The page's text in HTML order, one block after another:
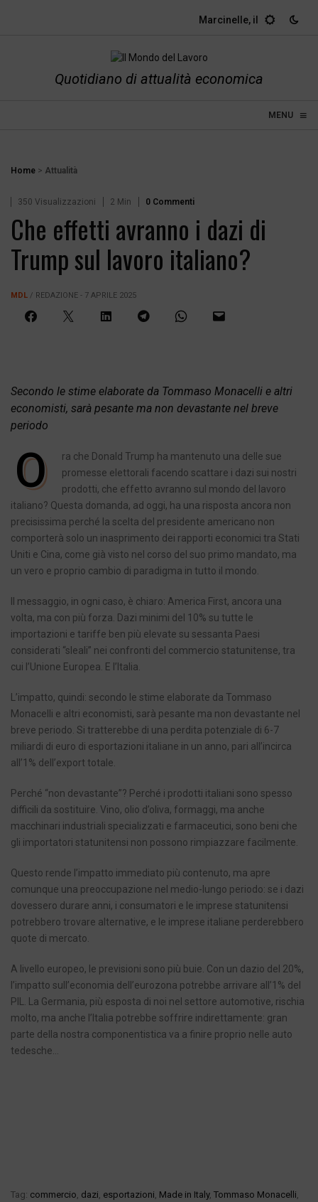
Marcinelle, il dovere
Quotidiano di attualità economica
MENU ≡
☰
Home > Attualità
350 Visualizzazioni 2 Min 0 Commenti
Che effetti avranno i dazi di
Trump sul lavoro italiano?
MDL / REDAZIONE - 7 APRILE 2025
Secondo le stime elaborate da Tommaso Monacelli e altri
economisti, sarà pesante ma non devastante nel breve
periodo
O
ra che Donald Trump ha mantenuto una delle sue
promesse elettorali facendo scattare i dazi sui nostri
prodotti, che effetto avranno sul mondo del lavoro
italiano? Questa domanda, ad oggi, ha una risposta ancora non
precisissima perché la scelta del presidente americano non
comporterà solo un inasprimento dei rapporti economici tra Stati
Uniti e Cina, come già visto nel corso del suo primo mandato, ma
un vero e proprio cambio di paradigma in tutto il mondo.
Il messaggio, in ogni caso, è chiaro: America First, ancora una
volta, ma con più forza. Dazi minimi del 10% su tutte le
importazioni e tariffe ben più elevate su sessanta Paesi
considerati “sleali” nei confronti del commercio statunitense, tra
cui l’Unione Europea. E l’Italia.
L’impatto, quindi: secondo le stime elaborate da Tommaso
Monacelli e altri economisti, sarà pesante ma non devastante nel
breve periodo. Si tratterebbe di una perdita potenziale di 6-7
miliardi di euro di esportazioni italiane in un anno, pari all’incirca
all’1% dell’export totale.
Perché “non devastante”? Perché i prodotti italiani sono spesso
difficili da sostituire. Vino, olio d’oliva, formaggi, ma anche
macchinari industriali specializzati e farmaceutici, sono beni che
gli importatori statunitensi non possono rimpiazzare facilmente.
Questo rende l’impatto immediato più contenuto, ma apre
comunque una preoccupazione nel medio-lungo periodo: se i dazi
dovessero durare anni, i consumatori e le imprese statunitensi
potrebbero trovare alternative, e le imprese italiane perderebbero
quote di mercato.
A livello europeo, le previsioni sono più buie. Con un dazio del 20%,
l’impatto sull’economia dell’eurozona potrebbe arrivare all’1% del
PIL. La Germania, più esposta di noi nel settore automotive, rischia
molto, ma anche l’Italia potrebbe soffrire indirettamente: gran
parte della nostra componentistica va a finire proprio nelle auto
tedesche…
Tag: commercio, dazi, esportazioni, Made in Italy, Tommaso Monacelli,